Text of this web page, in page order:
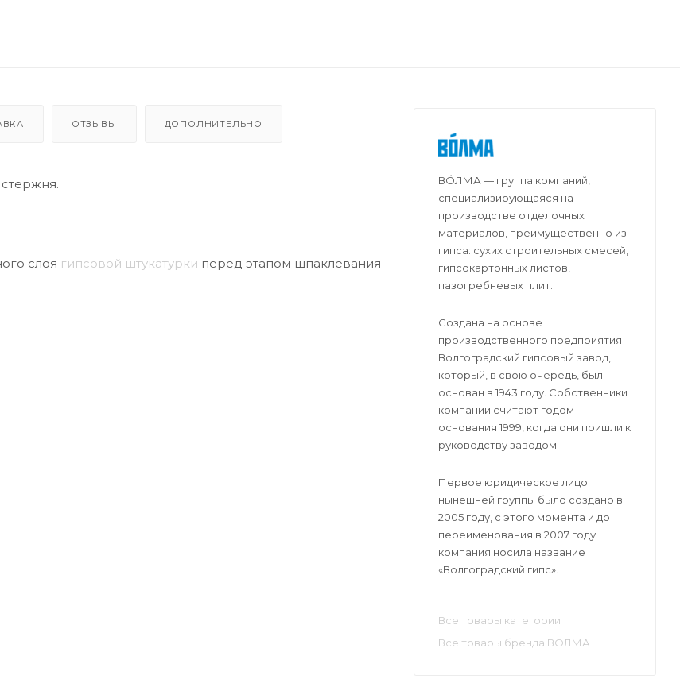
ОТЗЫВЫ ДОПОЛНИТЕЛЬНО
слоя гипсовой штукатурки перед этапом шпаклевания
ВО́ЛМА — группа компаний,
специализирующаяся на
производстве отделочных
материалов, преимущественно из
гипса: сухих строительных смесей,
гипсокартонных листов,
пазогребневых плит.
Создана на основе
производственного предприятия
Волгоградский гипсовый завод,
который, в свою очередь, был
основан в 1943 году. Собственники
компании считают годом
основания 1999, когда они пришли к
руководству заводом.
Первое юридическое лицо
нынешней группы было создано в
2005 году, с этого момента и до
переименования в 2007 году
компания носила название
«Волгоградский гипс».
Все товары категории
Все товары бренда ВОЛМА